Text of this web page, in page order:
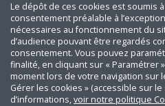
Le dépôt de ces cookies est soumis
consentement préalable à
nécessaires au fonctionnement du
d’audience pouvant être regardés
consentement. Vous pouvez
finalité, en cliquant sur « Paramétrer
moment lors de votre navigation sur
Gérer les cookies » (accessible sur
d’informations,voir notre politique